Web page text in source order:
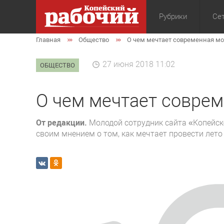
Рубрики
Общество
Главная Общество О чем мечтает современная
ОБЩЕСТВО 27 июня 2018 11:02
О чем мечтает
От редакции. Молодой сотрудник сайта
своим мнением о том, как мечтает провести